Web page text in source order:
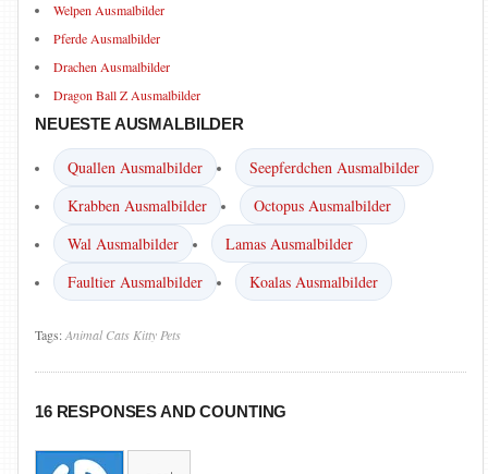
Welpen Ausmalbilder
Pferde Ausmalbilder
Drachen Ausmalbilder
Dragon Ball Z Ausmalbilder
NEUESTE AUSMALBILDER
Quallen Ausmalbilder
Seepferdchen Ausmalbilder
Krabben Ausmalbilder
Octopus Ausmalbilder
Wal Ausmalbilder
Lamas Ausmalbilder
Faultier Ausmalbilder
Koalas Ausmalbilder
Tags:Animal Cats Kitty Pets
16 RESPONSES AND COUNTING